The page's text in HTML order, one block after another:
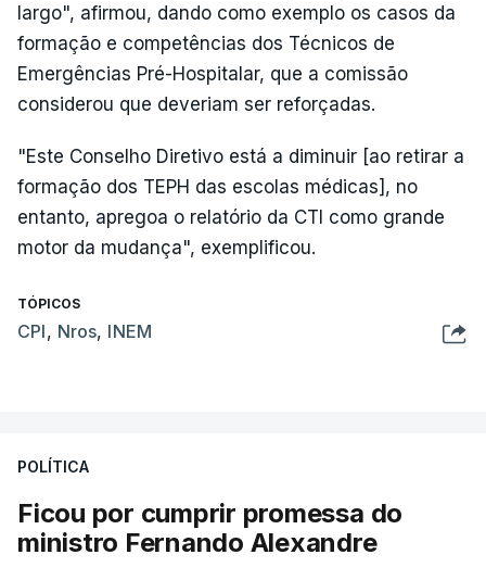
largo", afirmou, dando como exemplo os casos da
formação e competências dos Técnicos de
Emergências Pré-Hospitalar, que a comissão
considerou que deveriam ser reforçadas.
"Este Conselho Diretivo está a diminuir [ao retirar a
formação dos TEPH das escolas médicas], no
entanto, apregoa o relatório da CTI como grande
motor da mudança", exemplificou.
TÓPICOS
CPI, Nros, INEM
POLÍTICA
Ficou por cumprir promessa do
ministro Fernando Alexandre